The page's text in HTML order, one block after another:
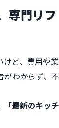
専門リフ
ど、費用や業
わからず、不
「最新のキッチ